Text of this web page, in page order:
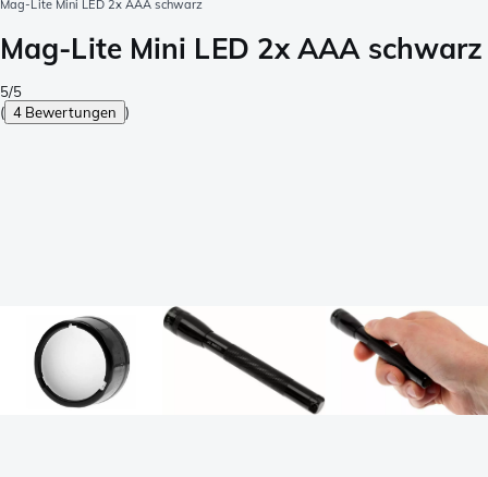
Mag-Lite Mini LED 2x AAA schwarz
Mag-Lite Mini LED 2x AAA schwarz
5/5
( 4 Bewertungen )